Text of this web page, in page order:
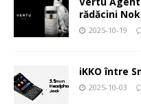
rădăcini
2025-10-19
iKKO între
2025-10-03